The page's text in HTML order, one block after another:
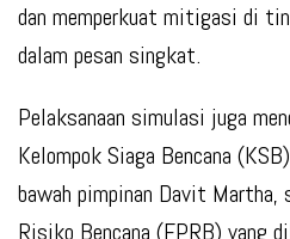
dan memperkuat mitigasi di
dalam pesan singkat.
Pelaksanaan simulasi juga
Kelompok Siaga Bencana
bawah pimpinan Davit Martha,
Risiko Bencana (FPRB) yang